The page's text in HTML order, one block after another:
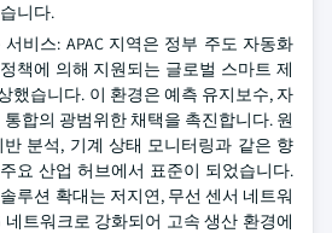
니다.
비스: APAC 지역은 정부 주도 자동화
책에 의해 지원되는 글로벌 스마트 제
했습니다. 이 환경은 예측 유지보수, 자
합의 광범위한 채택을 촉진합니다. 원
분석, 기계 상태 모니터링과 같은 향
요 산업 허브에서 표준이 되었습니다.
루션 확대는 저지연, 무선 센서 네트워
네트워크로 강화되어 고속 생산 환경에